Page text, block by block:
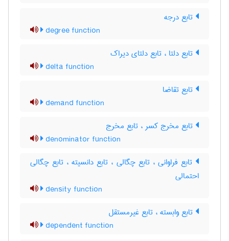
تابع درجه
degree function
تابع دلتا ، تابع دلتای دیراک
delta function
تابع تقاضا
demand function
تابع مخرج کسر ، تابع مخرج
denominator function
تابع فراوانی ، تابع چگالی ، تابع دانسیته ، تابع چگالی
احتمالی
density function
تابع وابسته ، تابع غیرمستقل
dependent function